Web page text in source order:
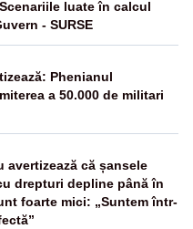
luate în calcul
- SURSE
Phenianul
a 50.000 de militari
avertizează că șansele
drepturi depline până în
foarte mici: „Suntem într-